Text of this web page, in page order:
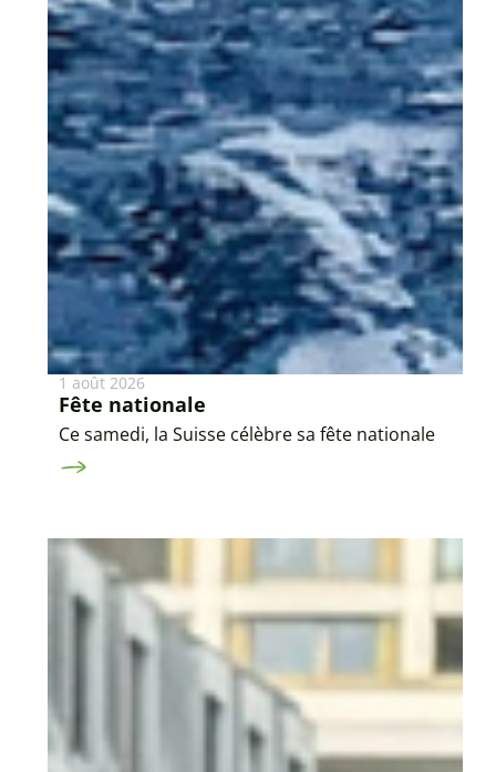
1 août 2026
Fête nationale
Ce samedi, la Suisse célèbre sa fête nationale